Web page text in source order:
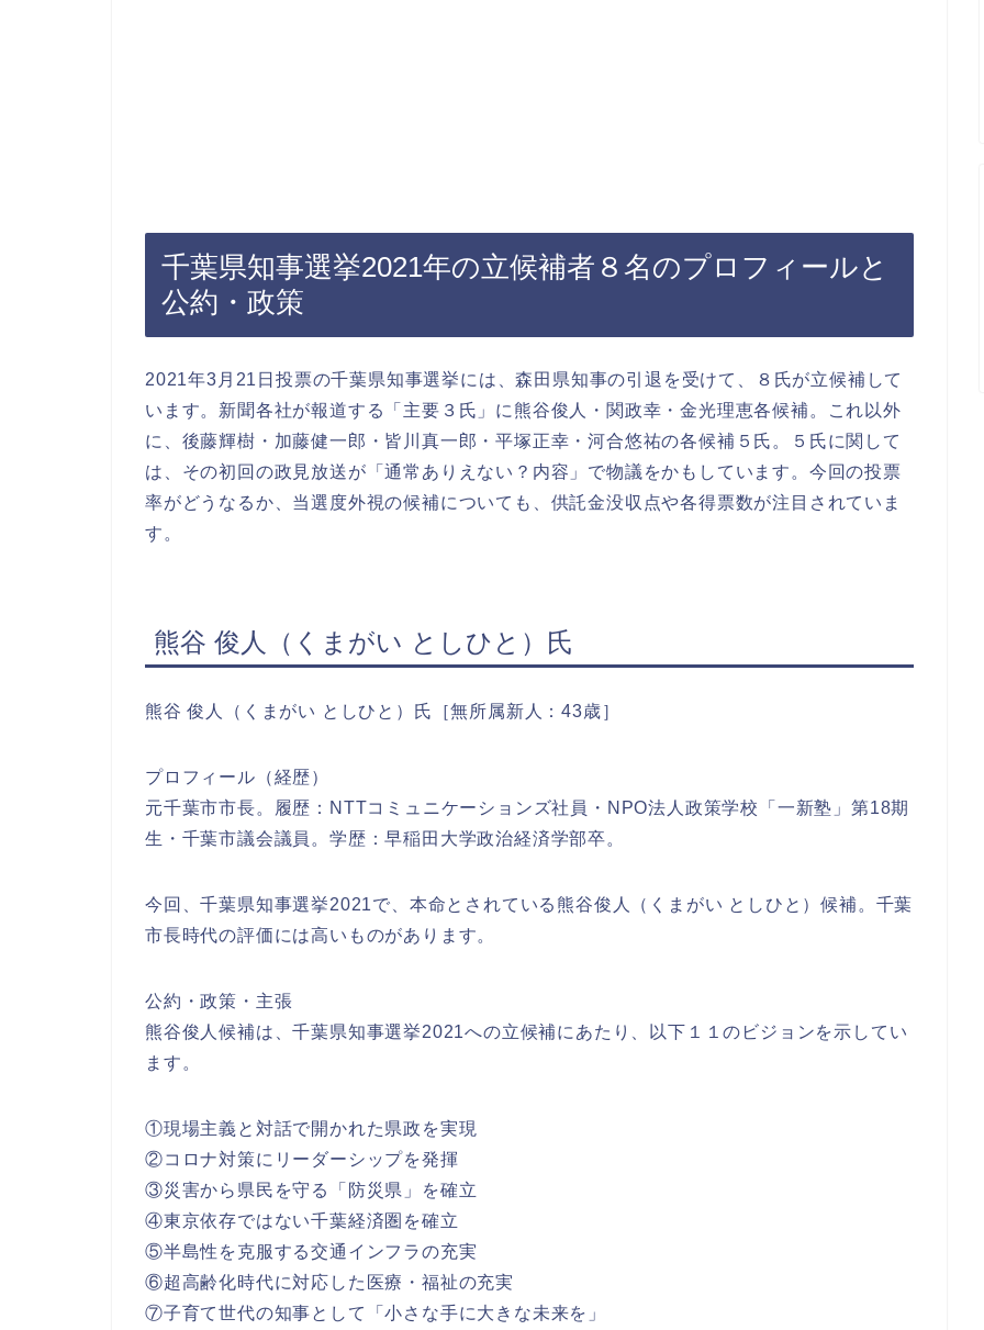
千葉県知事選挙2021年の立候補者８名のプロフィールと
公約・政策
2021年3月21日投票の千葉県知事選挙には、森田県知事の引退を受けて、８氏が立候補して
います。新聞各社が報道する「主要３氏」に熊谷俊人・関政幸・金光理恵各候補。これ以外
に、後藤輝樹・加藤健一郎・皆川真一郎・平塚正幸・河合悠祐の各候補５氏。５氏に関して
は、その初回の政見放送が「通常ありえない？内容」で物議をかもしています。今回の投票
率がどうなるか、当選度外視の候補についても、供託金没収点や各得票数が注目されていま
す。
熊谷 俊人（くまがい としひと）氏
熊谷 俊人（くまがい としひと）氏［無所属新人：43歳］
プロフィール（経歴）
元千葉市市長。履歴：NTTコミュニケーションズ社員・NPO法人政策学校「一新塾」第18期
生・千葉市議会議員。学歴：早稲田大学政治経済学部卒。
今回、千葉県知事選挙2021で、本命とされている熊谷俊人（くまがい としひと）候補。千葉
市長時代の評価には高いものがあります。
公約・政策・主張
熊谷俊人候補は、千葉県知事選挙2021への立候補にあたり、以下１１のビジョンを示してい
ます。
①現場主義と対話で開かれた県政を実現
②コロナ対策にリーダーシップを発揮
③災害から県民を守る「防災県」を確立
④東京依存ではない千葉経済圏を確立
⑤半島性を克服する交通インフラの充実
⑥超高齢化時代に対応した医療・福祉の充実
⑦子育て世代の知事として「小さな手に大きな未来を」